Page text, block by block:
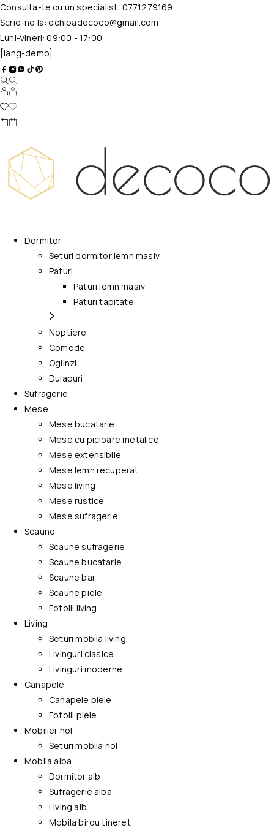
Consulta-te cu un specialist: 0771279169
Scrie-ne la:echipadecoco@gmail.com
Luni-Vineri: 09:00 - 17:00
[lang-demo]
Dormitor
Seturi dormitor lemn masiv
Paturi
Paturi lemn masiv
Paturi tapitate
Noptiere
Comode
Oglinzi
Dulapuri
Sufragerie
Mese
Mese bucatarie
Mese cu picioare metalice
Mese extensibile
Mese lemn recuperat
Mese living
Mese rustice
Mese sufragerie
Scaune
Scaune sufragerie
Scaune bucatarie
Scaune bar
Scaune piele
Fotolii living
Living
Seturi mobila living
Livinguri clasice
Livinguri moderne
Canapele
Canapele piele
Fotolii piele
Mobilier hol
Seturi mobila hol
Mobila alba
Dormitor alb
Sufragerie alba
Living alb
Mobila birou tineret